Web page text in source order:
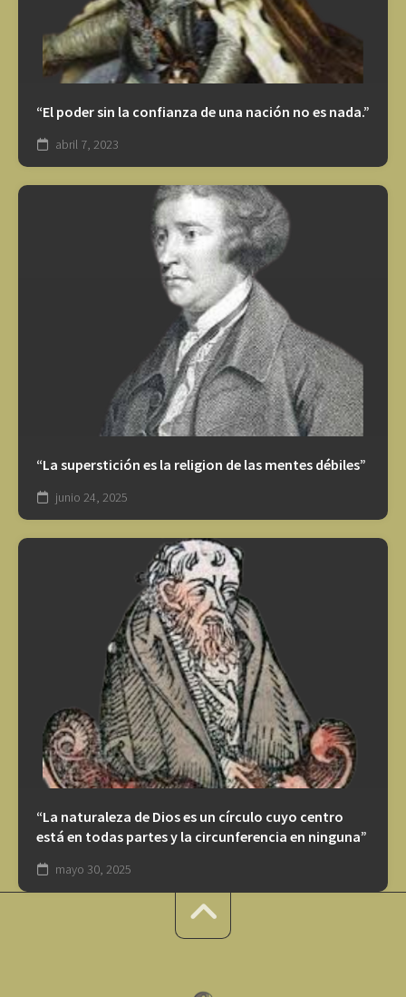
“El poder sin la confianza de una nación no es nada.”
abril 7, 2023
“La superstición es la religion de las mentes débiles”
junio 24, 2025
“La naturaleza de Dios es un círculo cuyo centro
está en todas partes y la circunferencia en ninguna”
mayo 30, 2025